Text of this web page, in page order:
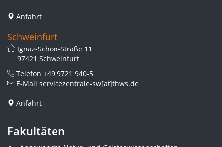
Anfahrt
Schweinfurt
Ignaz-Schön-Straße 11
97421 Schweinfurt
Telefon +49 9721 940-5
E-Mail servicezentrale-sw[at]thws.de
Anfahrt
Fakultäten